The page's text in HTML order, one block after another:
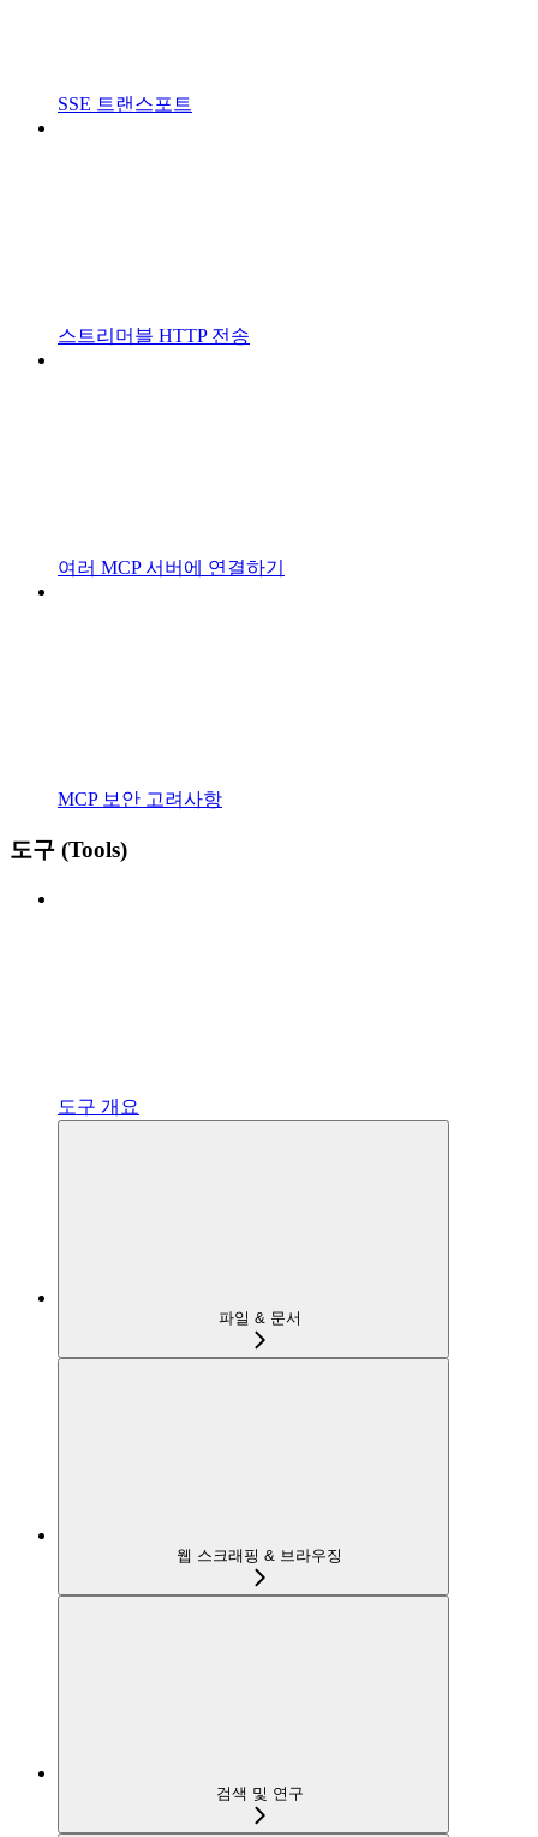
SSE 트랜스포트
스트리머블 HTTP 전송
여러 MCP 서버에 연결하기
MCP 보안 고려사항
도구 (Tools)
도구 개요
파일 & 문서
웹 스크래핑 & 브라우징
검색 및 연구